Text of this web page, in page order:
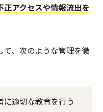
アクセスや情報流出を
、次のような管理を徹
適切な教育を行う